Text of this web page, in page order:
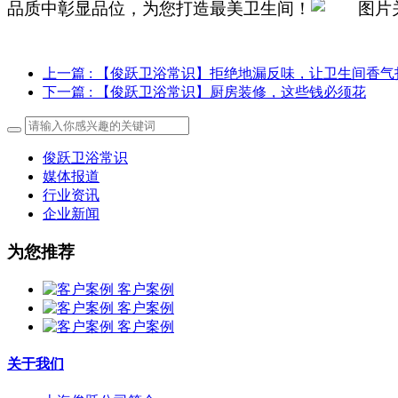
品质中彰显品位，为您打造最美卫生间！
上一篇 : 【俊跃卫浴常识】拒绝地漏反味，让卫生间香气
下一篇 : 【俊跃卫浴常识】厨房装修，这些钱必须花
俊跃卫浴常识
媒体报道
行业资讯
企业新闻
为您推荐
客户案例
客户案例
客户案例
关于我们